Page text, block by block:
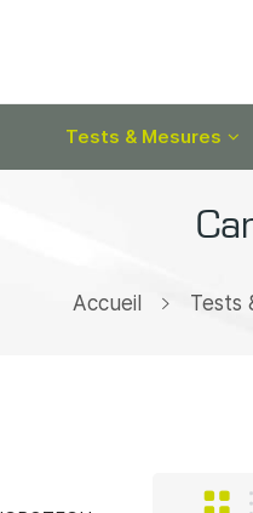
Tests & Mesures
Accueil Tests